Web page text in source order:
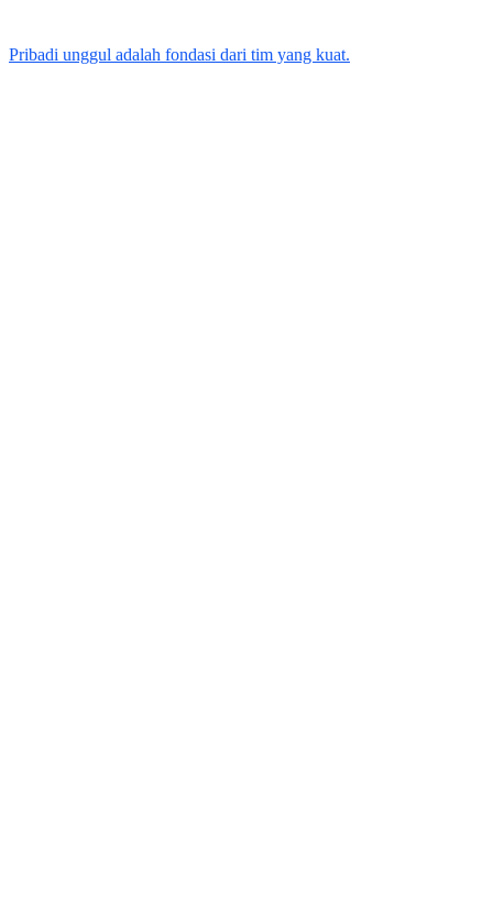
Pribadi unggul adalah fondasi dari tim yang kuat.